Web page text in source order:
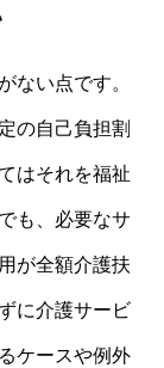
ない点です。
の自己負担割
はそれを福祉
も、必要なサ
が全額介護扶
に介護サービ
ケースや例外